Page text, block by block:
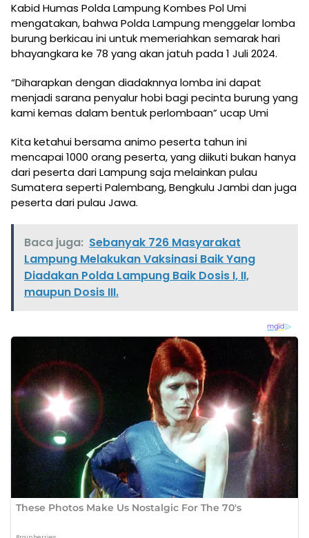
Kabid Humas Polda Lampung Kombes Pol Umi
mengatakan, bahwa Polda Lampung menggelar lomba
burung berkicau ini untuk memeriahkan semarak hari
bhayangkara ke 78 yang akan jatuh pada 1 Juli 2024.
“Diharapkan dengan diadaknnya lomba ini dapat
menjadi sarana penyalur hobi bagi pecinta burung yang
kami kemas dalam bentuk perlombaan” ucap Umi
Kita ketahui bersama animo peserta tahun ini
mencapai 1000 orang peserta, yang diikuti bukan hanya
dari peserta dari Lampung saja melainkan pulau
Sumatera seperti Palembang, Bengkulu Jambi dan juga
peserta dari pulau Jawa.
Baca juga: Sebanyak 726 Masyarakat
Lampung Melakukan Vaksinasi Baik Yang
Diadakan Polda Lampung Baik Dosis I, II,
maupun Dosis III.